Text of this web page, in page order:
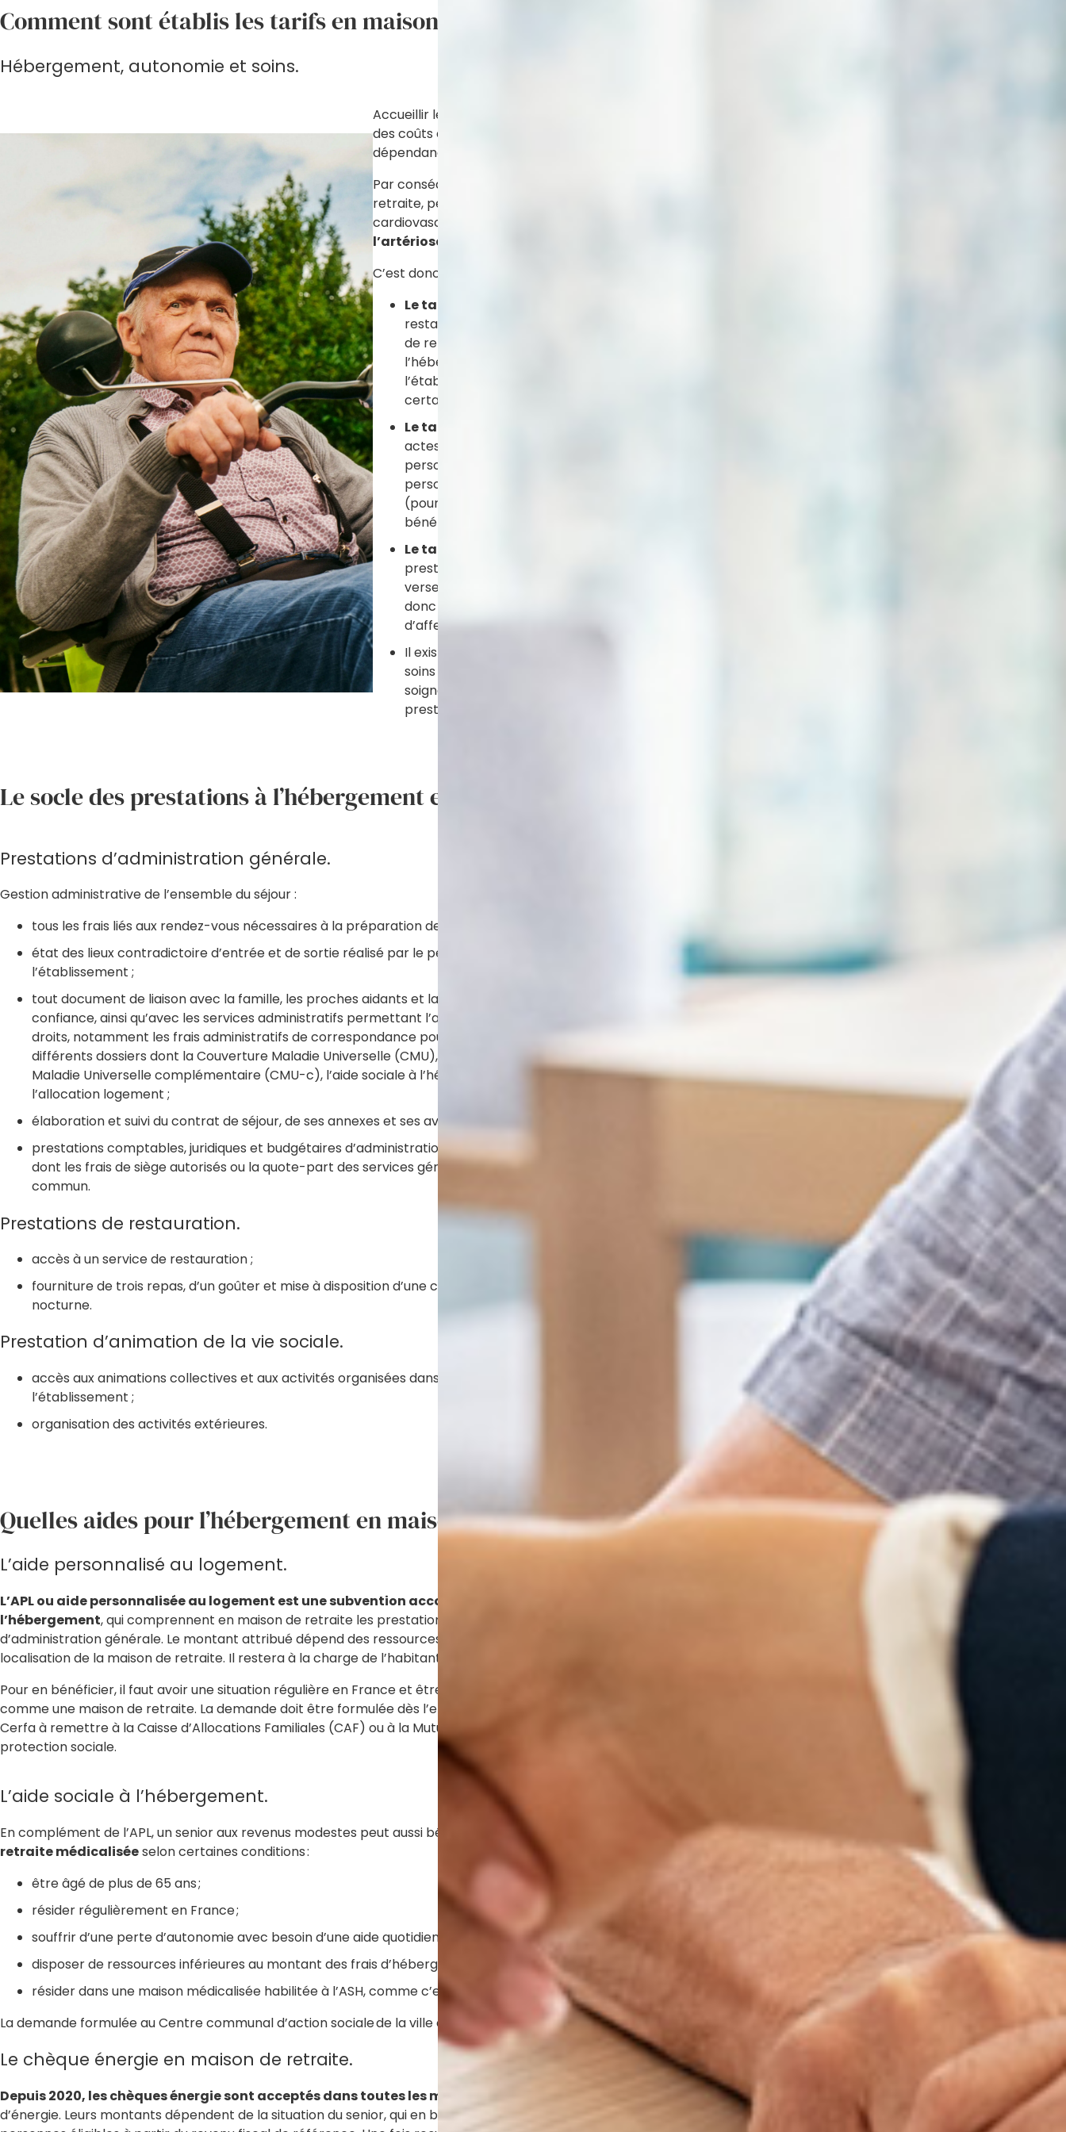
Comment sont établis les tarifs en maison de retraite médicalisée (Ehpad) ?
Hébergement, autonomie et soins.
Accueillir les personnes âgées dépendantes dans les meilleures conditions de confort et de sécurité engendre
des coûts d’hébergement (hôtellerie, entretien, animations…), de soins (frais médicaux, équipements…) et de
dépendance (assistance quotidienne).
Par conséquent, une activité physique adaptée pratiquée au quotidien après 50 ans, notamment durant la
retraite, permet à une personne âgée de diminuer les risques d’hypertension artérielle ou de maladies
cardiovasculaires.
l’artériosclérose.
C’est donc à partir de ces trois variables que sont fixés les tarifs en maison de retraite médicalisée :
Le tarif
restauration, animations. Toutes ces prestations doivent être inscrites dans le contrat d’entrée en maison
de retraite. À la charge de l’habitant, il peut être financé partiellement par des aides sociales à
l’hébergement ou au logement. Le prix du foncier, très différent d’une région à l’autre, ou le standing de
l’établissement expliquent les différences de tarif. À ce tarif d’hébergement, il faudra ajouter le prix de
certains services facultatifs comme la blanchisserie, le coiffeur…
Le tarif relatif au niveau d’autonomie
actes au quotidien (aide à la toilette, au repas, à la levée, à l’habillement…). Ce degré d’autonomie de la
personne prise en charge est calculée à partir de
personne âgée à effectuer les gestes du quotidien avec des degrés de 1 (pour les plus dépendants) à 6
(pour les personnes les plus autonomes). Sur ce critère, la personne accueillie peut éventuellement
bénéficier de l’allocation personnalisée d’autonomie (APA).
Le tarif
prestations médicales et paramédicales. Ces dépenses sont prises en charge par l’Assurance maladie qui
verse directement les sommes dues à la résidence. La personne accueillie en maison de retraite ne règle
donc que le ticket modérateur, qui correspond à la part de frais qui reste à sa charge, sauf en cas
d’affection de longue durée (ALD).
Il existe deux types de tarifs de soins : partiel ou global. Ils dépendent du niveau d’intégration des dépenses
soins dans l’établissement. Dans le premier cas, à part les charges de personnels infirmiers et aides-
soignants, le temps de médecin coordonnateur ainsi qu’une partie du matériel médical, les autres
prestations sont remboursées comme des soins de ville.
Le socle des prestations à l’hébergement en maison médicalisée.
Prestations d’administration générale.
Gestion administrative de l’ensemble du séjour :
tous les frais liés aux rendez-vous nécessaires à la préparation de l’entrée ;
état des lieux contradictoire d’entrée et de sortie réalisé par le personnel de
l’établissement ;
tout document de liaison avec la famille, les proches aidants et la personne de
confiance, ainsi qu’avec les services administratifs permettant l’accès aux
droits, notamment les frais administratifs de correspondance pour les
différents dossiers dont la Couverture Maladie Universelle (CMU), la Couverture
Maladie Universelle complémentaire (CMU-c), l’aide sociale à l’hébergement et
l’allocation logement ;
élaboration et suivi du contrat de séjour, de ses annexes et ses avenants ;
prestations comptables, juridiques et budgétaires d’administration générale
dont les frais de siège autorisés ou la quote-part des services gérés en
commun.
Prestations de restauration.
accès à un service de restauration ;
fourniture de trois repas, d’un goûter et mise à disposition d’une collation
nocturne.
Prestation d’animation de la vie sociale.
accès aux animations collectives et aux activités organisées dans l’enceinte de
l’établissement ;
organisation des activités extérieures.
accès à une salle de bains comprenant a minima un lavabo, une douche et des
fourniture des fluides (électricité, eau, gaz, éclairage, chauffage) utilisés dans la
mise à disposition de tout équipement indissociablement lié au cadre bâti de la
entretien et nettoyage des chambres, pendant et à l’issue du séjour ;
entretien et nettoyage des parties communes et des locaux collectifs ;
maintenance des bâtiments, des installations techniques et des espaces verts ;
mise à disposition des connectiques nécessaires pour recevoir la télévision et
accès aux moyens de communication, y compris Internet, dans les chambres et
les espaces communs de l’établissement.
fourniture et pose du linge de toilette, du linge relatif à l’entretien et à l’usage du
lit et du linge de table ainsi que, le cas échéant, leur renouvellement et leur
Quelles aides pour l’hébergement en maison de retraite médicalisée ?
L’aide personnalisé au logement.
L’APL ou aide personnalisée au logement est une subvention accordée pour aider à supporter les coûts liés à
l’hébergement, qui comprennent en maison de retraite les prestations d’hôtellerie, de restauration, d’entretien, d’animation et
d’administration générale. Le montant attribué dépend des ressources de la personne âgée, du coût de l’hébergement et de la
localisation de la maison de retraite. Il restera à la charge de l’habitant le ticket modérateur pour les GIR 5/6.
Pour en bénéficier, il faut avoir une situation régulière en France et être résident d’un foyer d’hébergement conventionné,
comme une maison de retraite. La demande doit être formulée dès l’entrée dans l’établissement concerné avec un formulaire
Cerfa à remettre à la Caisse d’Allocations Familiales (CAF) ou à la Mutualité Sociale Agricole (MSA) en fonction du régime de
protection sociale.
L’aide sociale à l’hébergement.
En complément de l’APL, un senior aux revenus modestes peut aussi bénéficier de l’aide sociale à l’hébergement (ASH) pour financer son séjour en maison de
retraite médicaliséeselon certaines conditions :
être âgé de plus de 65 ans ;
résider régulièrement en France ;
souffrir d’une perte d’autonomie avec besoin d’une aide quotidienne ;
disposer de ressources inférieures au montant des frais d’hébergement de la maison médicalisée ;
résider dans une maison médicalisée habilitée à l’ASH, comme c’est le cas pour 28 établissements Colisée.
La demande formulée au Centre communal d’action sociale de la ville concernée ou à la mairie sera ensuite adressée aux services du Conseil général pour approbation.
Le chèque énergie en maison de retraite.
Depuis 2020, les chèques énergie sont acceptés dans toutes les maisons médicalisées
. Ils permettent aux habitants de financer une partie de leur consommation
d’énergie. Leurs montants dépendent de la situation du senior, qui en bénéficiera sans démarche à effectuer puisque c’est l’administration fiscale qui détermine la liste des